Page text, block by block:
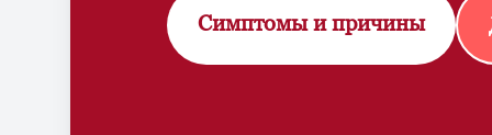
Симптомы и причины